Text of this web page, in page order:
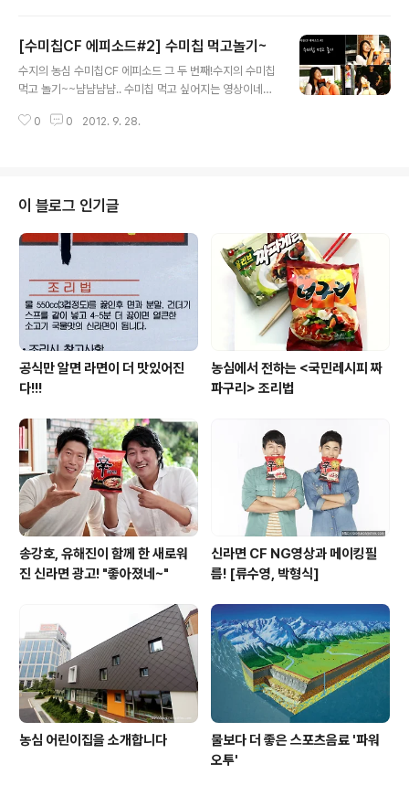
[농심 수미칩CF 에피소드#3 이런 걸 누가 만들었지?] 바
로가기[농심 수미칩CF 에피소드#4 영화 기다리는 동안]
바로가기[농심 수미칩CF 에피소드#5 수지의 살아있는 깜
[수미칩CF 에피소드#2] 수미칩 먹고놀기~
수지의 농심 수미칩CF 에피소드 그 두 번째!수지의 수미칩
먹고 놀기~~냠냠냠냠.. 수미칩 먹고 싶어지는 영상이네요.
소드#1 수미야 놀자~] 바로가기[농심 수미칩CF 에피소드
에피소드#5 수지의 살아있는 깜찍 표정 발산!] 바로가기
0 0 2012. 9. 28.
이 블로그 인기글
공식만 알면 라면이 더 맛있어진
다!!!
농심에서 전하는 <국민레시피 짜
파구리> 조리법
송강호, 유해진이 함께 한 새로워
진 신라면 광고! "좋아졌네~"
신라면 CF NG영상과 메이킹필
름! [류수영, 박형식]
농심 어린이집을 소개합니다
물보다 더 좋은 스포츠음료 '파워
오투'